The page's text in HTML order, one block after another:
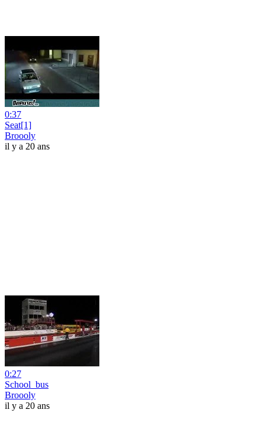
0:37
Seat[1]
Broooly
il y a 20 ans
0:27
School_bus
Broooly
il y a 20 ans